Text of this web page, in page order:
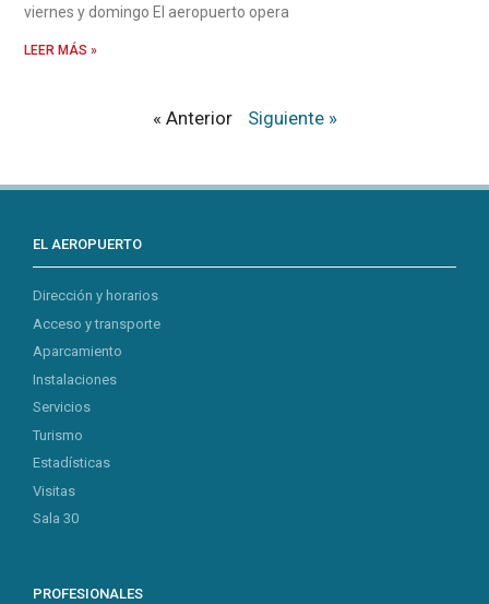
viernes y domingo El aeropuerto opera
LEER MÁS »
« Anterior Siguiente »
EL AEROPUERTO
Dirección y horarios
Acceso y transporte
Aparcamiento
Instalaciones
Servicios
Turismo
Estadísticas
Visitas
Sala 30
PROFESIONALES